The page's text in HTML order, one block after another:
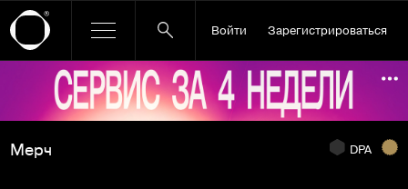
Войти Зарегистрироваться
Ссылка баннера
Мерч DPA